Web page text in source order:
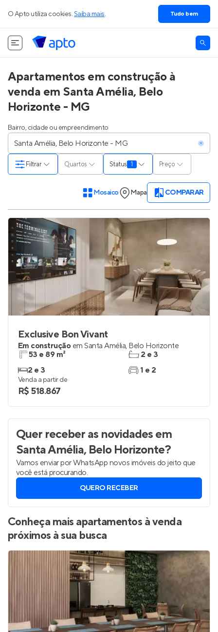
O Apto utiliza cookies. Saiba mais. Tudo bem
Apartamentos em construção à
venda em Santa Amélia, Belo
Horizonte - MG
Bairro, cidade ou empreendimento
Quartos Status 1 Preço
Filtrar
Mosaico Mapa COMPARAR
Exclusive Bon Vivant
Em construção em Santa Amélia, Belo Horizonte
53 e 89 m²
2 e 3
2 e 3
1 e 2
Venda a partir de
R$ 518.867
Quer receber as novidadesem
Santa Amélia, Belo Horizonte?
Vamos enviar por WhatsApp novos imóveis do jeito que
você está procurando.
QUERO RECEBER
Conheça mais apartamentos à venda
próximos à sua busca